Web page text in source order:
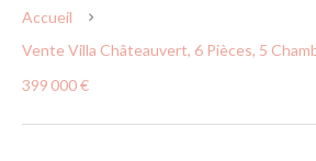
Accueil
Vente Villa Châteauvert, 6 Pièces, 5
399 000 €